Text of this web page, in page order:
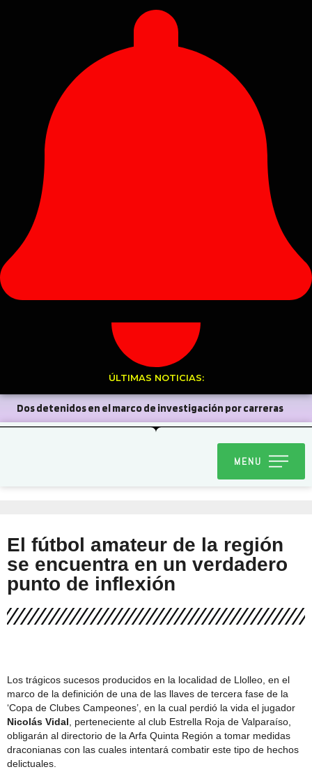
ÚLTIMAS NOTICIAS:
Dos detenidos en el marco de investigación por carreras
Diablada Ancestral de la Carmelita realizará
bingo solidario para confeccionar sus trajes de baile religioso
llaman a colaborar para este último mes Curimón se
volcó a las calles para conmemorar el aniversario de San Felipe
MENU
El fútbol amateur de la región
se encuentra en un verdadero
punto de inflexión
Los trágicos sucesos producidos en la localidad de Llolleo, en el
marco de la definición de una de las llaves de tercera fase de la
‘Copa de Clubes Campeones’, en la cual perdió la vida el jugador
Nicolás Vidal, perteneciente al club Estrella Roja de Valparaíso,
obligarán al directorio de la Arfa Quinta Región a tomar medidas
draconianas con las cuales intentará combatir este tipo de hechos
delictuales.